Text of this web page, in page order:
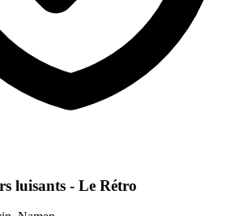
luisants - Le Rétro